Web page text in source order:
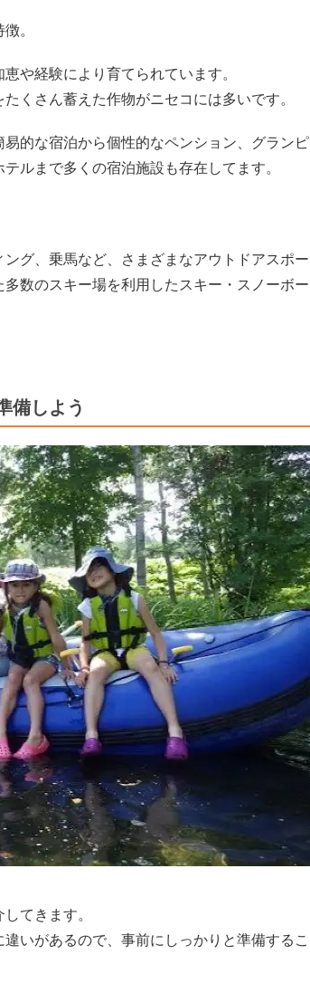
。
や経験により育てられています。
くさん蓄えた作物がニセコには多いです。
的な宿泊から個性的なペンション、グランピ
ルまで多くの宿泊施設も存在してます。
グ、乗馬など、さまざまなアウトドアスポー
数のスキー場を利用したスキー・スノーボー
備しよう
てきます。
いがあるので、事前にしっかりと準備するこ